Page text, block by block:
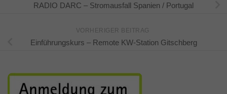
RADIO DARC – Stromausfall Spanien / Portugal
VORHERIGER BEITRAG
Einführungskurs – Remote KW-Station Gitschberg